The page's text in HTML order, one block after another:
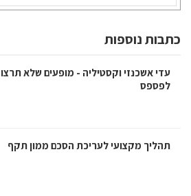
כתבות נוספות
עדי אשכנזי וקסטיליה - מופעים שלא תרצו
לפספס
תהליך מקצועי לעריכת הסכם ממון תקף